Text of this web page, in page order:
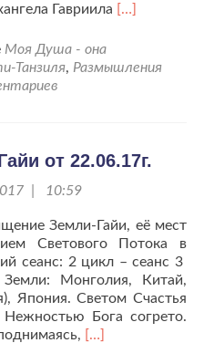
Гавриила Читать
–
Бога
[…]
Моя Душа - она
Танзиля, Размышления
от 22.06.17г.
| 10:59
Гайи, её мест
Светового Потока в
сеанс: 2 цикл – сеанс 3
Монголия, Китай,
Япония. Светом Счастья
Бога согрето.
Читать
[…]